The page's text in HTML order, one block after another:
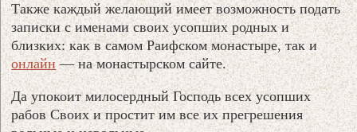
Также каждый желающий имеет возможность подать
записки с именами своих усопших родных и
близких: как в самом Раифском монастыре, так и
онлайн — на монастырском сайте.
Да упокоит милосердный Господь всех усопших
рабов Своих и простит им все их прегрешения